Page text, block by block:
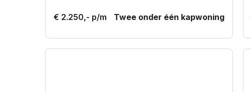
€ 2.250,- p/m Twee onder één kapwoning